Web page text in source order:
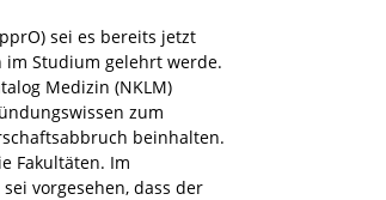
sei es bereits jetzt
im Studium gelehrt werde.
Medizin (NKLM)
zum
beinhalten.
Fakultäten. Im
vorgesehen, dass der